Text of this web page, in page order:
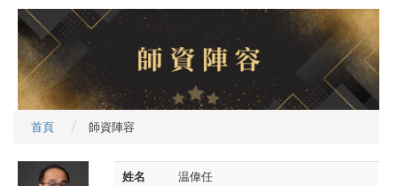
首頁 師資陣容
姓名 温偉任